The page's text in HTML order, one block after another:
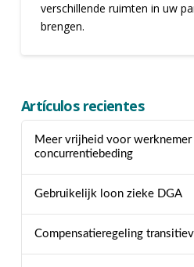
verschillende ruimten in uw
brengen.
Artículos recientes
Meer vrijheid voor
concurrentiebeding
Gebruikelijk loon zieke DGA
Compensatieregeling